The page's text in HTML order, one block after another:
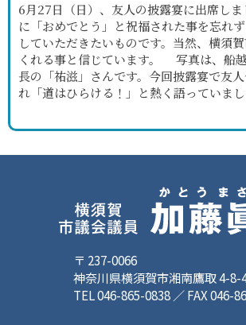
6月27日（日）、友人の披露宴に出席し
に「おめでとう」と祝福された事を忘れ
していただきたいものです。当然、横須
くれる事と信じています。 写真は、船
長の「祐滋」さんです。今回披露宴で友
れ「道はひらける！」と熱く語っていまし
〒 237-0066
神奈川県横須賀市湘南鷹取 4-8-
TEL 046-865-0838 ／ FAX 046-